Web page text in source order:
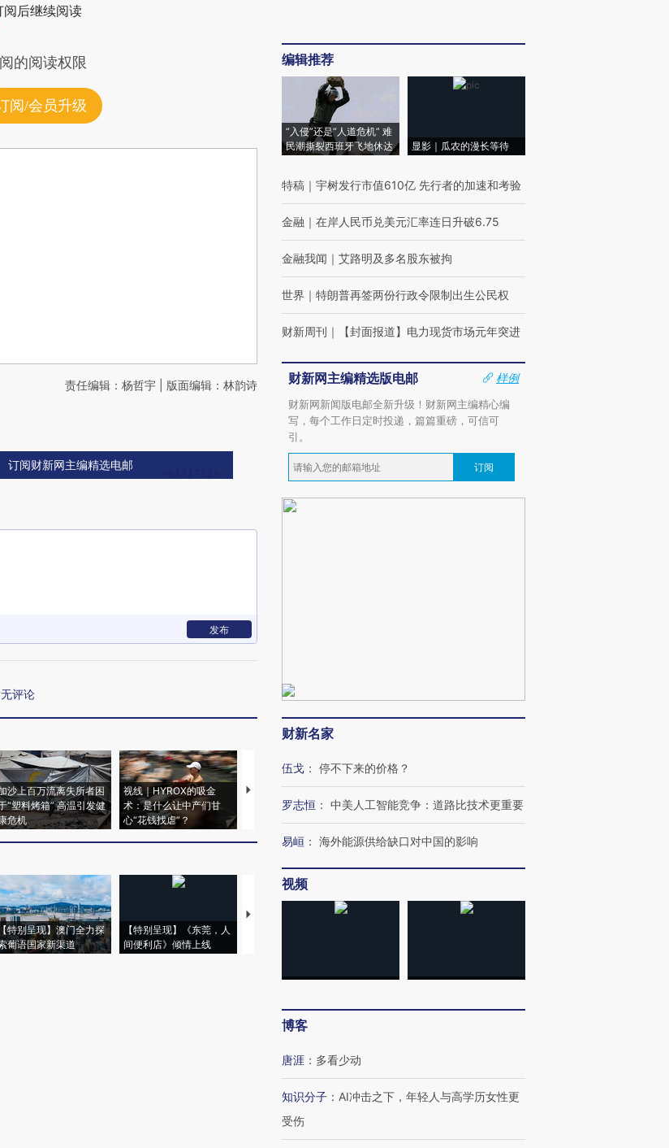
阅后继续阅读
的阅读权限
阅/会员升级
责任编辑：杨哲宇 | 版面编辑：林韵诗
订阅财新网主编精选电邮
发布
评论
沙上百万流离失所者困
“塑料烤箱” 高温引发健
危机
视线｜HYROX的吸金
术：是什么让中产们甘
心“花钱找虐”？
马航飞行员跨国走私7万
粒摇头丸 尿检体内含3种
视线｜被称为“蟑螂”的印
度Z世代 用街头抗争将教
育部长拱下台
视线｜“入侵”还是“人道危
机”？难民潮撕裂西班牙
飞地休达
特别呈现】澳门全力探
葡语国家新渠道
【特别呈现】《东莞，人
间便利店》倾情上线
【推广】走进第四届链博
编辑推荐
“入侵”还是“人道危机” 难
民潮撕裂西班牙飞地休达
显影｜瓜农的漫长等待
特稿 ｜ 宇树发行市值610亿 先行者的加速和考验
金融 ｜ 在岸人民币兑美元汇率连日升破6.75
金融我闻 ｜ 艾路明及多名股东被拘
世界 ｜ 特朗普再签两份行政令限制出生公民权
财新周刊 ｜ 【封面报道】电力现货市场元年突进
财新网主编精选版电邮
样例
财新网新闻版电邮全新升级！财新网主编精心编
写，每个工作日定时投递，篇篇重磅，可信可
引。
订阅
财新名家
伍戈 ： 停不下来的价格？
罗志恒 ： 中美人工智能竞争：道路比技术更重要
易峘 ： 海外能源供给缺口对中国的影响
视频
博客
唐涯 ： 多看少动
知识分子 ： AI冲击之下，年轻人与高学历女性更
受伤